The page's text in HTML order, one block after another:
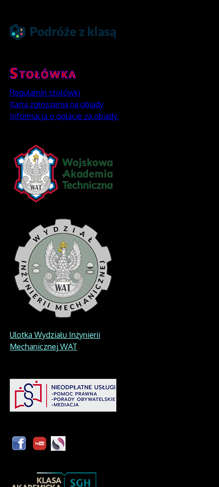
Regulamin stołówki
Karta zgłoszenia na obiady
Informacja o opłacie za obiady
Ulotka Wydziału Inżynierii
Mechanicznej WAT